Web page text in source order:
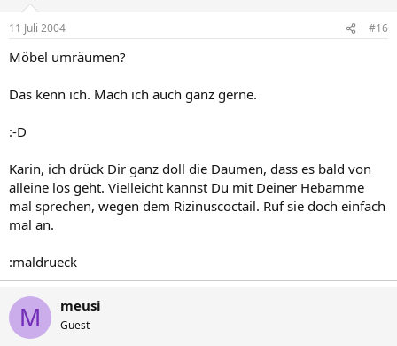
11 Juli 2004 #16
Möbel umräumen?
Das kenn ich. Mach ich auch ganz gerne.
:-D
Karin, ich drück Dir ganz doll die Daumen, dass es bald von
alleine los geht. Vielleicht kannst Du mit Deiner Hebamme
mal sprechen, wegen dem Rizinuscoctail. Ruf sie doch einfach
mal an.
:maldrueck
M meusi
Guest